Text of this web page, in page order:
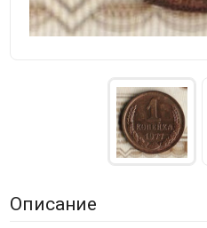
Описание